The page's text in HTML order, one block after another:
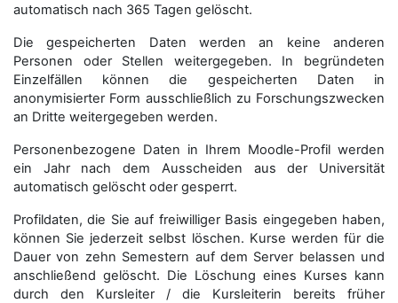
automatisch nach 365 Tagen gelöscht.
Die gespeicherten Daten werden an keine anderen
Personen oder Stellen weitergegeben. In begründeten
Einzelfällen können die gespeicherten Daten in
anonymisierter Form aus­schließ­lich zu Forschungszwecken
an Dritte weitergegeben werden.
Personenbezogene Daten in Ihrem Moodle-Profil werden
ein Jahr nach dem Ausscheiden aus der Universität
automatisch gelöscht oder gesperrt.
Profildaten, die Sie auf freiwilliger Basis eingegeben haben,
können Sie jederzeit selbst löschen. Kurse werden für die
Dauer von zehn Semestern auf dem Server belassen und
anschließend gelöscht. Die Löschung eines Kurses kann
durch den Kursleiter / die Kursleiterin bereits früher